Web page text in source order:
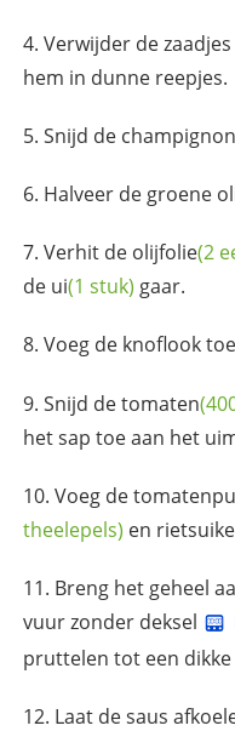
Verwijder de
hem in dunne reepjes.
Snijd de
Halveer de groene
Verhit de olijfolie(2
de ui(1 stuk) gaar.
Voeg de knoflook
Snijd detomaten
het sap toe aan het
Voeg de
theelepels) en
Breng het geheel
vuur zonder deksel
pruttelen tot een dikke
Laat de saus